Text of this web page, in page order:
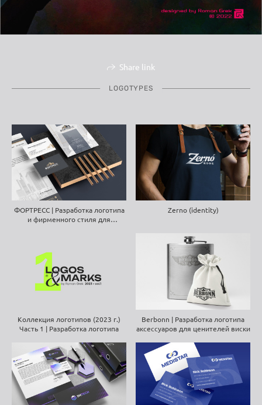
Share link
LOGOTYPES
ФОРТРЕСС | Разработка логотипа
и фирменного стиля для
Zerno (identity)
Коллекция логотипов (2023 г.)
Часть 1 | Разработка логотипа
Berbonn | Разработка логотипа
аксессуаров для ценителей виски